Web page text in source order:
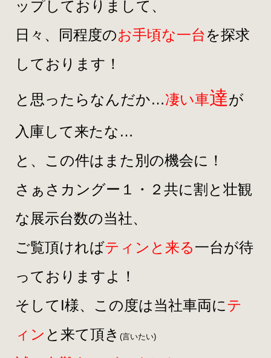
ップしておりまして、
日々、同程度のお手頃な一台を探求
しております！
と思ったらなんだか…凄い車達が
入庫して来たな…
と、この件はまた別の機会に！
さぁさカングー１・２共に割と壮観
な展示台数の当社、
ご覧頂ければティンと来る一台が待
っておりますよ！
そしてI様、この度は当社車両にテ
ィン と来て頂き (言いたい)